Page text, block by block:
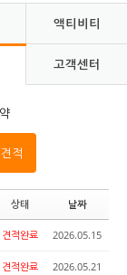
액티비티
고객센터
적
상태 날짜
견적완료 2026.05.15
견적완료 2026.05.21